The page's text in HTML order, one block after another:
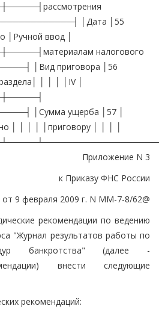
│Дата │55
│Ручной ввод │
налогового
│Вид приговора │56
│ │ │ │IV │
│Сумма ущерба │57 │
│ │ │ │ │приговору │ │ │ │
Приложение N 3
к Приказу ФНС России
от 9 февраля 2009 г. N ММ-7-8/62@
рекомендации по ведению
"Журнал результатов работы по
банкротства" (далее -
внести следующие
рекомендаций: